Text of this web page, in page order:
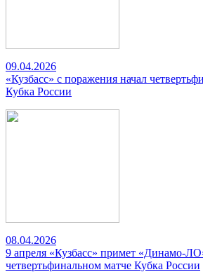
09.04.2026
«Кузбасс» с поражения начал
Кубка России
08.04.2026
9 апреля «Кузбасс» примет «Динамо-
четвертьфинальном матче Кубка России